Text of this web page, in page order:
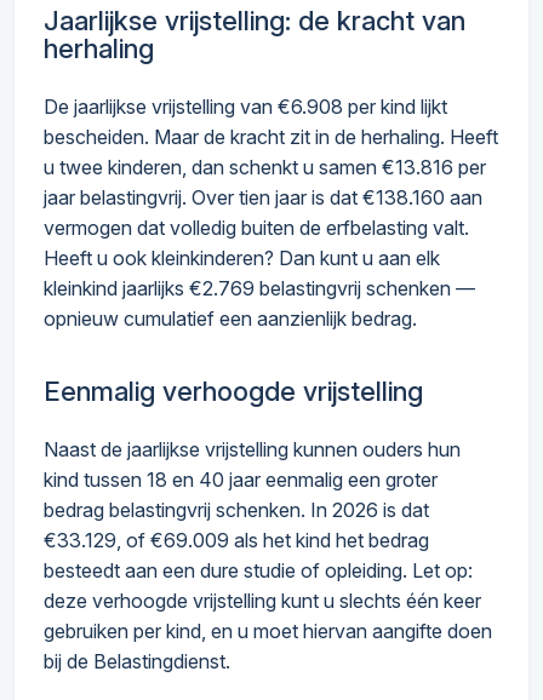
Jaarlijkse vrijstelling: de kracht van
herhaling
De jaarlijkse vrijstelling van €6.908 per kind lijkt
bescheiden. Maar de kracht zit in de herhaling. Heeft
u twee kinderen, dan schenkt u samen €13.816 per
jaar belastingvrij. Over tien jaar is dat €138.160 aan
vermogen dat volledig buiten de erfbelasting valt.
Heeft u ook kleinkinderen? Dan kunt u aan elk
kleinkind jaarlijks €2.769 belastingvrij schenken —
opnieuw cumulatief een aanzienlijk bedrag.
Eenmalig verhoogde vrijstelling
Naast de jaarlijkse vrijstelling kunnen ouders hun
kind tussen 18 en 40 jaar eenmalig een groter
bedrag belastingvrij schenken. In 2026 is dat
€33.129, of €69.009 als het kind het bedrag
besteedt aan een dure studie of opleiding. Let op:
deze verhoogde vrijstelling kunt u slechts één keer
gebruiken per kind, en u moet hiervan aangifte doen
bij de Belastingdienst.